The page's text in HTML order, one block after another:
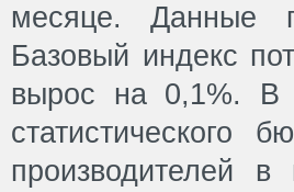
месяце. Данные
Базовый индекс
вырос на 0,1%. В
статистического
производителей